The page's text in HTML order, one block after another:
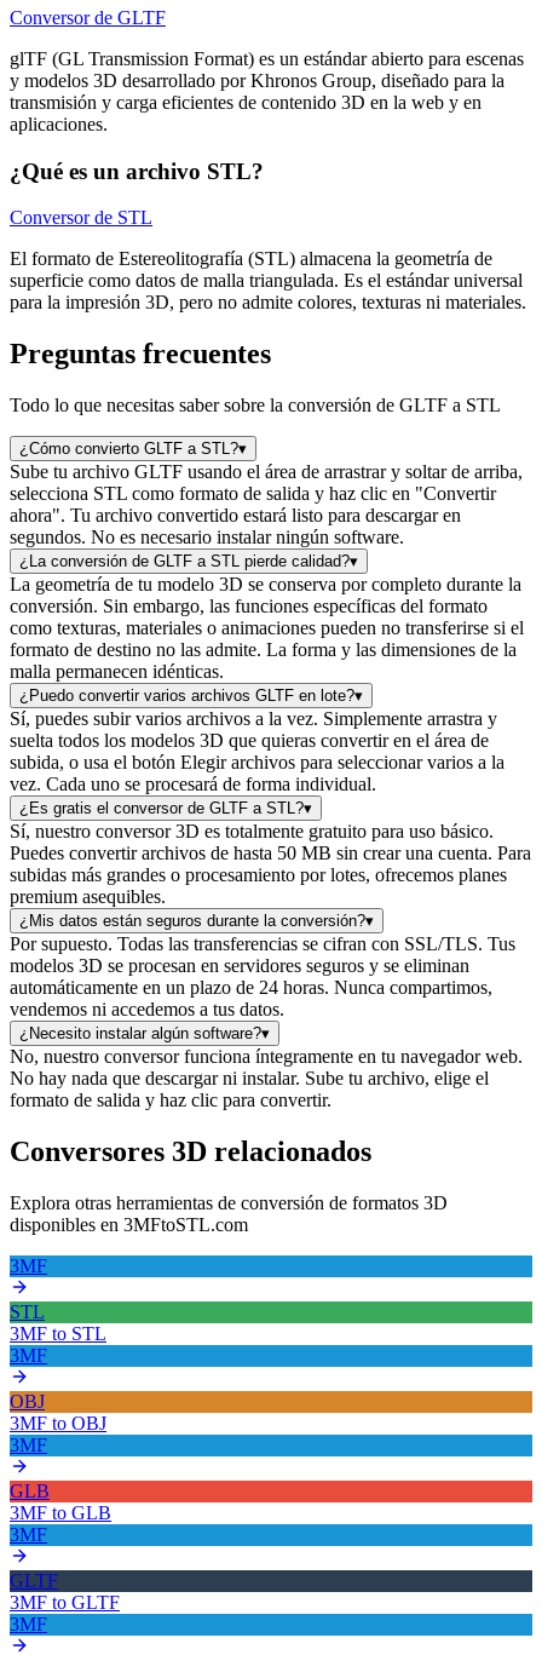
Conversor de GLTF
glTF (GL Transmission Format) es un estándar abierto para escenas
y modelos 3D desarrollado por Khronos Group, diseñado para la
transmisión y carga eficientes de contenido 3D en la web y en
aplicaciones.
¿Qué es un archivo STL?
Conversor de STL
El formato de Estereolitografía (STL) almacena la geometría de
superficie como datos de malla triangulada. Es el estándar universal
para la impresión 3D, pero no admite colores, texturas ni materiales.
Preguntas frecuentes
Todo lo que necesitas saber sobre la conversión de GLTF a STL
¿Cómo convierto GLTF a STL?▾
Sube tu archivo GLTF usando el área de arrastrar y soltar de arriba,
selecciona STL como formato de salida y haz clic en "Convertir
ahora". Tu archivo convertido estará listo para descargar en
segundos. No es necesario instalar ningún software.
¿La conversión de GLTF a STL pierde calidad?▾
La geometría de tu modelo 3D se conserva por completo durante la
conversión. Sin embargo, las funciones específicas del formato
como texturas, materiales o animaciones pueden no transferirse si el
formato de destino no las admite. La forma y las dimensiones de la
malla permanecen idénticas.
¿Puedo convertir varios archivos GLTF en lote?▾
Sí, puedes subir varios archivos a la vez. Simplemente arrastra y
suelta todos los modelos 3D que quieras convertir en el área de
subida, o usa el botón Elegir archivos para seleccionar varios a la
vez. Cada uno se procesará de forma individual.
¿Es gratis el conversor de GLTF a STL?▾
Sí, nuestro conversor 3D es totalmente gratuito para uso básico.
Puedes convertir archivos de hasta 50 MB sin crear una cuenta. Para
subidas más grandes o procesamiento por lotes, ofrecemos planes
premium asequibles.
¿Mis datos están seguros durante la conversión?▾
Por supuesto. Todas las transferencias se cifran con SSL/TLS. Tus
modelos 3D se procesan en servidores seguros y se eliminan
automáticamente en un plazo de 24 horas. Nunca compartimos,
vendemos ni accedemos a tus datos.
¿Necesito instalar algún software?▾
No, nuestro conversor funciona íntegramente en tu navegador web.
No hay nada que descargar ni instalar. Sube tu archivo, elige el
formato de salida y haz clic para convertir.
Conversores 3D relacionados
Explora otras herramientas de conversión de formatos 3D
disponibles en 3MFtoSTL.com
3MF
STL
3MF to STL
3MF
OBJ
3MF to OBJ
3MF
GLB
3MF to GLB
3MF
GLTF
3MF to GLTF
3MF